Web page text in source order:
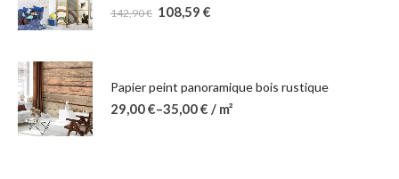
142,90€ 108,59 €
Papier peint panoramique bois rustique
29,00€–35,00€ / m²